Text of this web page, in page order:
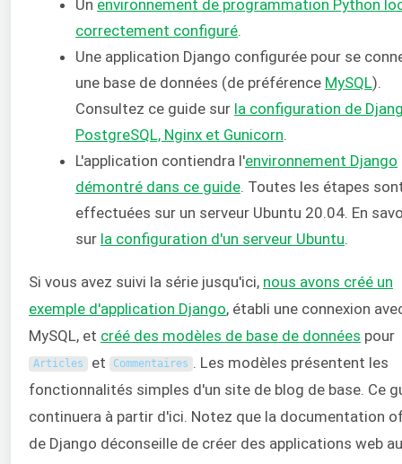
Un environnement de programmation Python
correctement configuré
Une application Django configurée pour se
une base de données (de préférence MySQL).
Consultez ce guide sur la configuration de
PostgreSQL, Nginx et Gunicorn
L'application contiendra l'environnement Django
démontré dans ce guide . Toutes les étapes
effectuées sur un serveur Ubuntu 20.04. En
sur la configuration d'un serveur Ubuntu
Si vous avez suivi la série jusqu'ici, nous avons créé un
exemple d'application Django, établi une connexion
MySQL, et créé des modèles de base de données pour
Articles et Commentaires
. Les modèles présentent les
fonctionnalités simples d'un site de blog de base. Ce
continuera à partir d'ici. Notez que la documentation
de Django déconseille de créer des applications web